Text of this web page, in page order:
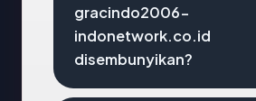
gracindo2006-
indonetwork.co.id
disembunyikan?